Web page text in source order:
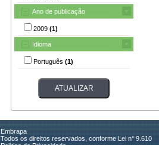
Ano de publicação
2009 (1)
Idioma
Português (1)
Embrapa
Todos os direitos reservados, conforme Lei n° 9.610